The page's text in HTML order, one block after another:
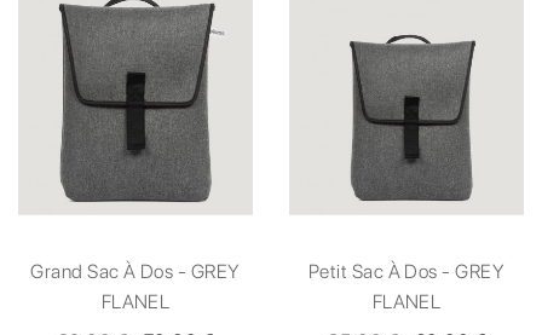
Grand Sac À Dos - GREY
FLANEL
Petit Sac À Dos - GREY
FLANEL